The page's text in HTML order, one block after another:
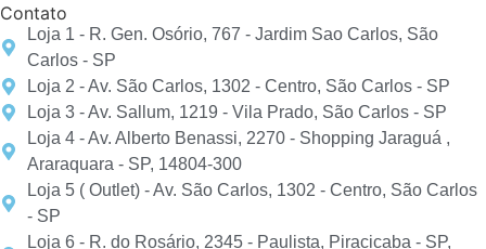
Contato
Loja 1 - R. Gen. Osório, 767 - Jardim Sao Carlos, São
Carlos - SP
Loja 2 - Av. São Carlos, 1302 - Centro, São Carlos - SP
Loja 3 - Av. Sallum, 1219 - Vila Prado, São Carlos - SP
Loja 4 - Av. Alberto Benassi, 2270 - Shopping Jaraguá ,
Araraquara - SP, 14804-300
Loja 5 ( Outlet) - Av. São Carlos, 1302 - Centro, São Carlos
- SP
Loja 6 - R. do Rosário, 2345 - Paulista, Piracicaba - SP,